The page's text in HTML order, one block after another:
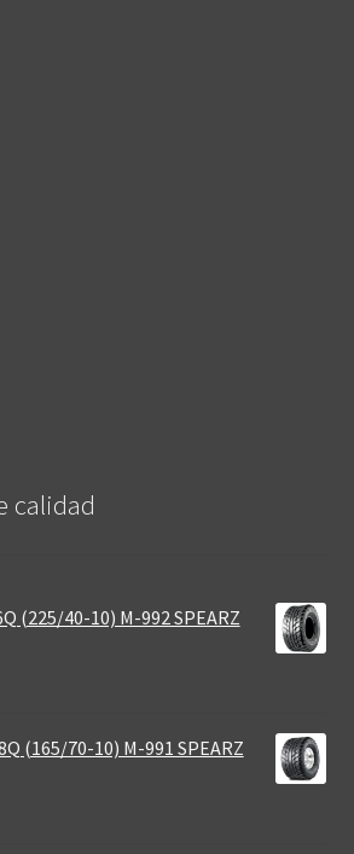
calidad‎
(225/40-10) M-992 SPEARZ
(165/70-10) M-991 SPEARZ